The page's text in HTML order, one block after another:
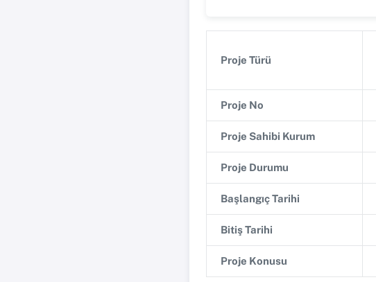
Proje Türü
Proje No
Proje Sahibi Kurum
Proje Durumu
Başlangıç Tarihi
Bitiş Tarihi
Proje Konusu